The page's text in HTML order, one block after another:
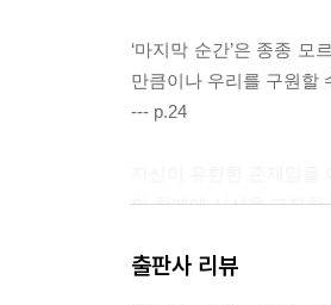
‘마지막 순간’은 종종
만큼이나 우리를 구원할
--- p.24
의 한계에 시선을 고정
출판사 리뷰